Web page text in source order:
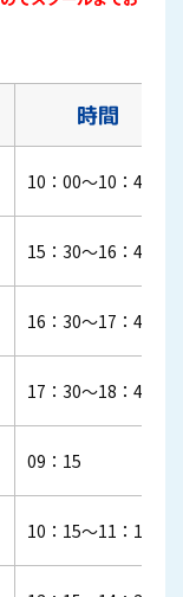
時間
10：00～10：45
15：30～16：45
16：30～17：45
17：30～18：45
09：15
10：15～11：15